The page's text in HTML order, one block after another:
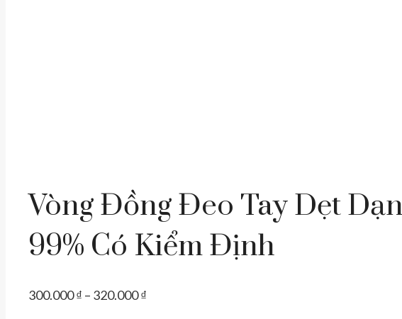
Vòng Đồng Đeo Tay Dẹt
99% Có Kiểm Định
300.000₫ – 320.000₫